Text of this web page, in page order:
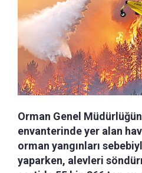
Orman Genel
envanterinde yer alan
orman yangınları
yaparken, alevleri